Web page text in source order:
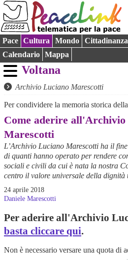
Pace Cultura Mondo
Calendario
Mappa
Voltana
Archivio Luciano Marescotti
Per condividere la memoria storica
Come aderire
Marescotti
L’Archivio Luciano Marescotti ha il
di quanti hanno operato per rendere
sociali e civili da cui è nata la nostra
centro il valore universale della dignità
24 aprile 2018
Daniele Marescotti
Per aderire all'Archivio
basta cliccare qui.
Non è necessario versare una quota di